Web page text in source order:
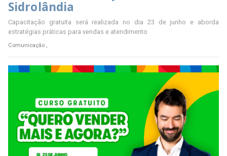
Sidrolândia
Capacitação gratuita será realizada no dia 23 de junho e aborda
estratégias práticas para vendas e atendimento
Comunicação ,